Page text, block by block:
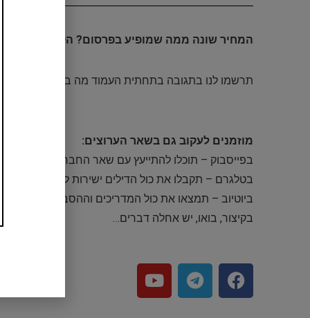
המחיר שונה ממה שמופיע בפרסום? הקופון לא
תרשמו לנו בתגובה בתחתית העמוד מה בדיוק אתם
מוזמנים לעקוב גם בשאר הערוצים:
בפייסבוק – תוכלו להתייעץ עם שאר החברים ולבקש
בטלגרם – תקבלו את כול הדילים ישירות לנייד שלכם
ביוטיוב – תמצאו את כול המדריכים וההסברים
בקיצור, בואו, יש אחלה דברים…